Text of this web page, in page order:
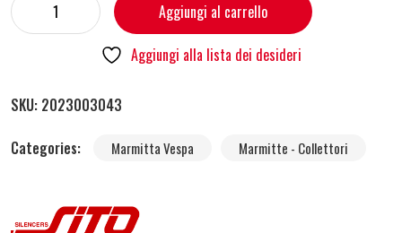
Aggiungi al carrello
Aggiungi alla lista dei desideri
SKU: 2023003043
Categories:
Marmitta Vespa Marmitte - Collettori